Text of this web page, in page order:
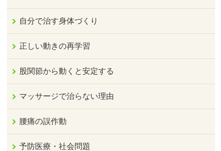
自分で治す身体づくり
正しい動きの再学習
股関節から動くと安定する
マッサージで治らない理由
腰痛の誤作動
予防医療・社会問題